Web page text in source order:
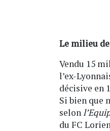
Le milieu
Vendu 15
l’ex-
décisive en
Si bien que
selon
du FC